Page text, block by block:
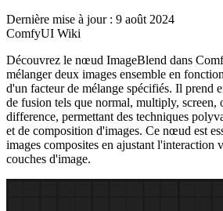
Dernière mise à jour : 9 août 2024
ComfyUI Wiki
Découvrez le nœud ImageBlend dans
mélanger deux images ensemble en
d'un facteur de mélange spécifiés. Il prend
de fusion tels que normal, multiply, screen,
difference, permettant des techniques
et de composition d'images. Ce nœud est
images composites en ajustant l'interaction
couches d'image.